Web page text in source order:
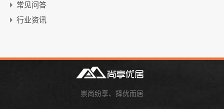
常见问答
行业资讯
崇尚纷享、择优而居